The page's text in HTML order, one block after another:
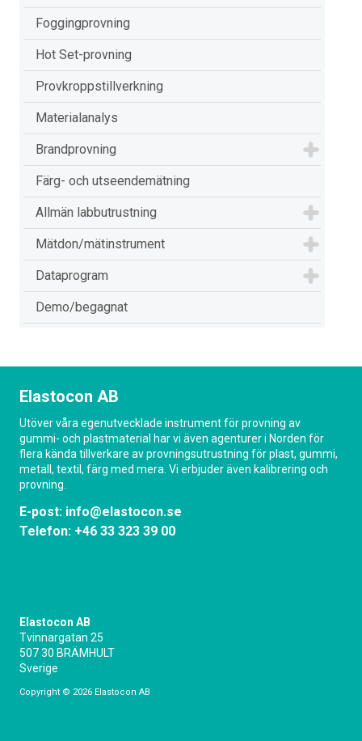
Foggingprovning
Hot Set-provning
Provkroppstillverkning
Materialanalys
Brandprovning
Färg- och utseendemätning
Allmän labbutrustning
Mätdon/mätinstrument
Dataprogram
Demo/begagnat
Elastocon AB
Utöver våra egenutvecklade instrument för provning av
gummi- och plastmaterial har vi även agenturer i Norden för
flera kända tillverkare av provningsutrustning för plast, gummi,
metall, textil, färg med mera. Vi erbjuder även kalibrering och
provning.
E-post: info@elastocon.se
Telefon: +46 33 323 39 00
Elastocon AB
Tvinnargatan 25
507 30 BRÄMHULT
Sverige
Copyright © 2026 Elastocon AB